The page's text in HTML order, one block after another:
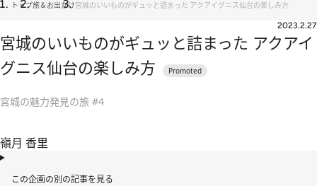
トップ旅＆お出かけ宮城のいいものがギュッと詰まった アクアイグニス仙台の楽しみ方
2023.2.27
宮城のいいものがギュッと詰まった アクアイ
グニス仙台の楽しみ方
宮城の魅力発見の旅 #4
嶺月 香里
この企画の別の記事を見る